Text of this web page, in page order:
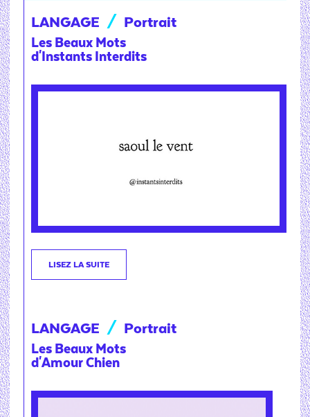
LANGAGE / Portrait
Les Beaux Mots
d'Instants Interdits
LISEZ LA SUITE
LANGAGE / Portrait
Les Beaux Mots
d'Amour Chien